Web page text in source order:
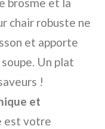
brosme et la
chair robuste ne
et apporte
Un plat
!
et
est votre